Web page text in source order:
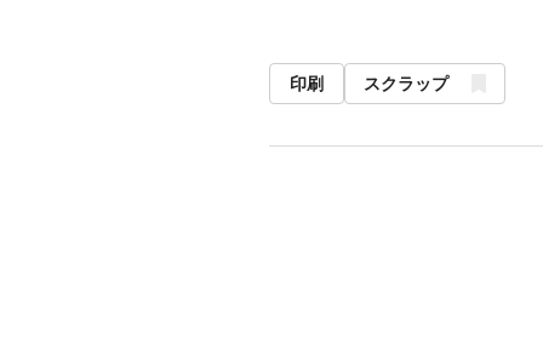
印刷 スクラップ